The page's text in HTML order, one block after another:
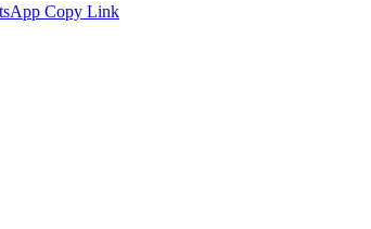
Copy Link